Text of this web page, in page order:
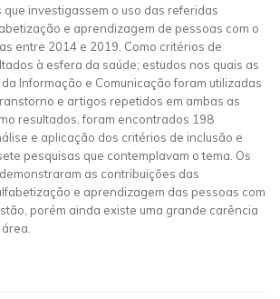
investigassem o uso das referidas
e aprendizagem de pessoas com o
entre 2014 e 2019. Como critérios de
à esfera da saúde; estudos nos quais as
Informação e Comunicação foram utilizadas
e artigos repetidos em ambas as
resultados, foram encontrados 198
e aplicação dos critérios de inclusão e
pesquisas que contemplavam o tema. Os
as contribuições das
e aprendizagem das pessoas com
porém ainda existe uma grande carência